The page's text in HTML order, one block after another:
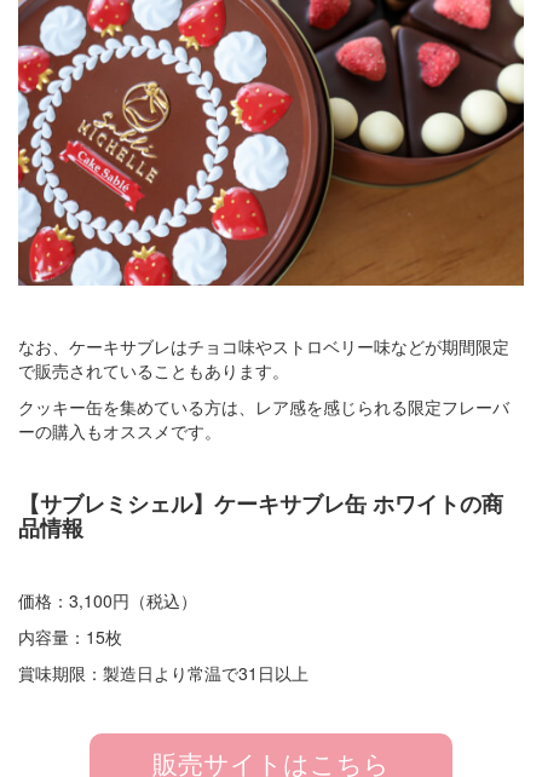
なお、ケーキサブレはチョコ味やストロベリー味などが期間限定
で販売されていることもあります。
クッキー缶を集めている方は、レア感を感じられる限定フレーバ
ーの購入もオススメです。
【サブレミシェル】ケーキサブレ缶 ホワイトの商
品情報
価格：3,100円（税込）
内容量：15枚
賞味期限：製造日より常温で31日以上
販売サイトはこちら